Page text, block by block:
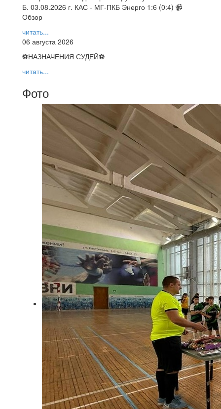
Б. 03.08.2026 г. КАС - МГ-ПКБ Энерго 1:6 (0:4) 📹
Обзор
читать...
06 августа 2026
⚽НАЗНАЧЕНИЯ СУДЕЙ⚽
читать...
Фото